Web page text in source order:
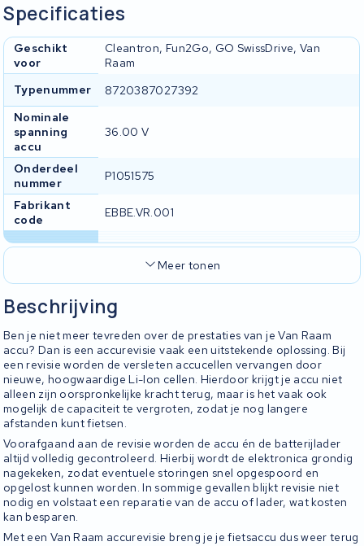
Beschrijving
Ben je niet meer tevreden over de prestaties van je Van Raam
accu? Dan is een accurevisie vaak een uitstekende oplossing. Bij
een revisie worden de versleten accucellen vervangen door
nieuwe, hoogwaardige Li-Ion cellen. Hierdoor krijgt je accu niet
alleen zijn oorspronkelijke kracht terug, maar is het vaak ook
mogelijk de capaciteit te vergroten, zodat je nog langere
afstanden kunt fietsen.
Voorafgaand aan de revisie worden de accu én de batterijlader
altijd volledig gecontroleerd. Hierbij wordt de elektronica grondig
nagekeken, zodat eventuele storingen snel opgespoord en
opgelost kunnen worden. In sommige gevallen blijkt revisie niet
nodig en volstaat een reparatie van de accu of lader, wat kosten
kan besparen.
Met een Van Raam accurevisie breng je je fietsaccu dus weer terug
Specificaties
Geschikt
voor
Cleantron, Fun2Go, GO SwissDrive, Van
Raam
Typenummer
8720387027392
Nominale
spanning
accu
36.00 V
Onderdeel
nummer
P1051575
Fabrikant
code
EBBE.VR.001
Meer tonen